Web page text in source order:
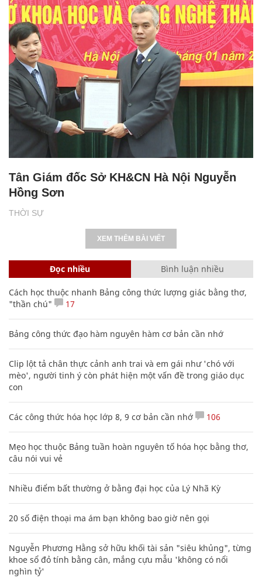
THỜI SỰ
Tân Giám đốc Sở KH&CN Hà Nội Nguyễn
Hồng Sơn
XEM THÊM BÀI VIẾT
Đọc nhiều Bình luận nhiều
Cách học thuộc nhanh Bảng công thức lượng giác bằng thơ,
"thần chú"
17
Bảng công thức đạo hàm nguyên hàm cơ bản cần nhớ
Clip lột tả chân thực cảnh anh trai và em gái như 'chó với
mèo', người tinh ý còn phát hiện một vấn đề trong giáo dục
con
Các công thức hóa học lớp 8, 9 cơ bản cần nhớ 106
Mẹo học thuộc Bảng tuần hoàn nguyên tố hóa học bằng thơ,
câu nói vui vẻ
Nhiều điểm bất thường ở bằng đại học của Lý Nhã Kỳ
20 số điện thoại ma ám bạn không bao giờ nên gọi
Nguyễn Phương Hằng sở hữu khối tài sản "siêu khủng", từng
khoe sổ đỏ tính bằng cân, mắng cựu mẫu 'không có nổi
nghìn tỷ'